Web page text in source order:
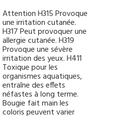
Attention H315 Provoque
une irritation cutanée.
H317 Peut provoquer une
allergie cutanée. H319
Provoque une sévère
irritation des yeux. H411
Toxique pour les
organismes aquatiques,
entraîne des effets
néfastes à long terme.
Bougie fait main les
coloris peuvent varier